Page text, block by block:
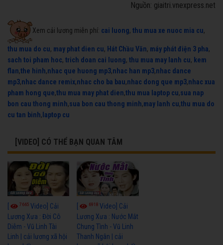
Nguồn: giaitri.vnexpress.net
Xem cải lương miễn phí: cai luong, thu mua xe nuoc mia cu,
thu mua do cu, may phat dien cu, Hát Chầu Văn, máy phát điện 3 pha,
sach toi pham hoc, trich doan cai luong, thu mua may lanh cu, kem
flan,the hinh,nhac que huong mp3,nhac han mp3,nhac dance
mp3,nhac dance remix,nhac cho ba bau,nhac dong que mp3,nhac xua
pham hong que,thu mua may phat dien,thu mua laptop cu,sua nap
bon cau thong minh,sua bon cau thong minh,may lanh cu,thu mua do
cu tan binh, laptop cu
[VIDEO] CÓ THỂ BẠN QUAN TÂM
7665 Video] Cải
Lương Xưa : Đời Cô
Diễm - Vũ Linh Tài
Linh | cải lương xã hội
6918Video] Cải
Lương Xưa : Nước Mắt
Chung Tình - Vũ Linh
Thanh Ngân | cải